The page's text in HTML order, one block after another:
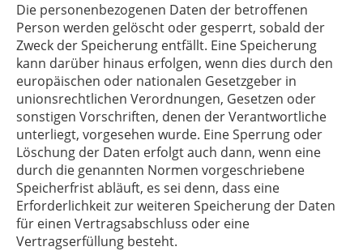
Die personenbezogenen Daten der betroffenen
Person werden gelöscht oder gesperrt, sobald der
Zweck der Speicherung entfällt. Eine Speicherung
kann darüber hinaus erfolgen, wenn dies durch den
europäischen oder nationalen Gesetzgeber in
unionsrechtlichen Verordnungen, Gesetzen oder
sonstigen Vorschriften, denen der Verantwortliche
unterliegt, vorgesehen wurde. Eine Sperrung oder
Löschung der Daten erfolgt auch dann, wenn eine
durch die genannten Normen vorgeschriebene
Speicherfrist abläuft, es sei denn, dass eine
Erforderlichkeit zur weiteren Speicherung der Daten
für einen Vertragsabschluss oder eine
Vertragserfüllung besteht.